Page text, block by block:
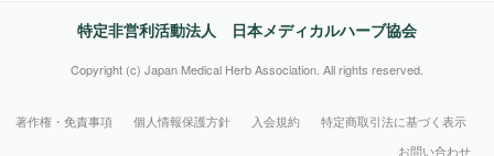
特定非営利活動法人 日本メディカルハーブ協会
Copyright (c) Japan Medical Herb Association. All rights reserved.
著作権・免責事項 個人情報保護方針 入会規約
特定商取引法に基づく表示
お問い合わせ